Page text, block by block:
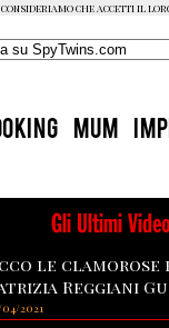
MUM
Gli Ultimi
le
Reggiani
04/2021
che accetti il